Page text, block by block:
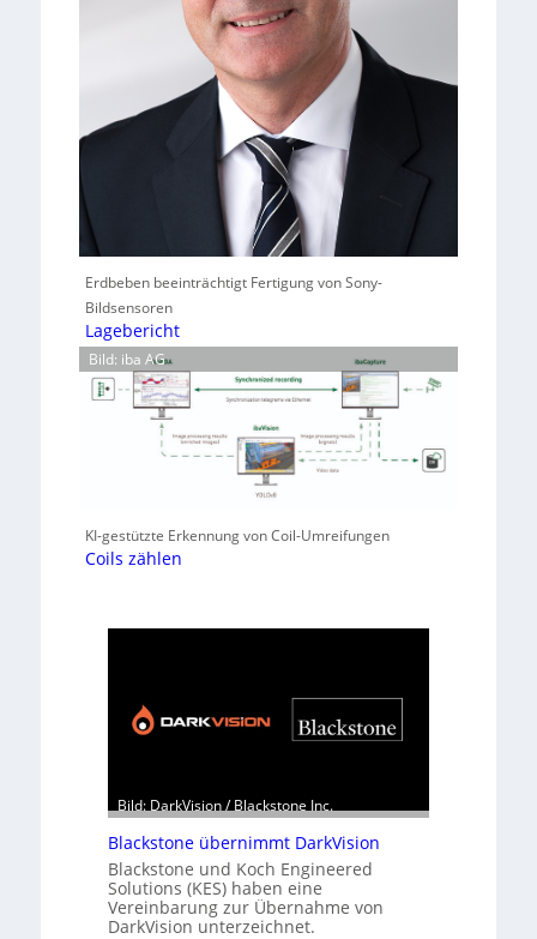
Erdbeben beeinträchtigt Fertigung von Sony-
Bildsensoren
Lagebericht
Bild: iba AG
KI-gestützte Erkennung von Coil-Umreifungen
Coils zählen
Bild: DarkVision / Blackstone Inc.
Blackstone übernimmt DarkVision
Blackstone und Koch Engineered
Solutions (KES) haben eine
Vereinbarung zur Übernahme von
DarkVision unterzeichnet.